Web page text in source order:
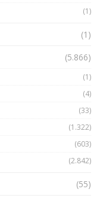
(1)
(1)
(5.866)
(1)
(4)
(33)
(1.322)
(603)
(2.842)
(55)